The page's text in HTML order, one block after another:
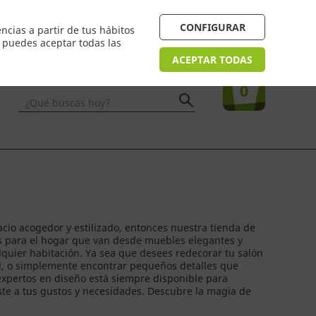
a partir de tus hábitos
aceptar todas las
CONFIGURAR
ACEPTAR TODAS
¿Necesitas ayuda? FAQ
Tu compra
0
¿Qué buscas hoy?
acogedor y estilizado, entonces nuestra tienda de
el hogar que van desde muebles elegantes y
habitación. Ya sea que desees redecorar tu salón
simplemente encontrar pequeños detalles que
en diseño está siempre disponible para
a tus gustos y necesidades. Descubre la magia de